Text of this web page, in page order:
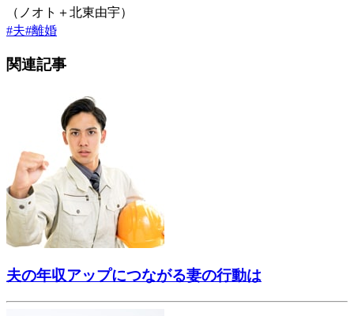
（ノオト＋北東由宇）
#夫#離婚
関連記事
夫の年収アップにつながる妻の行動は